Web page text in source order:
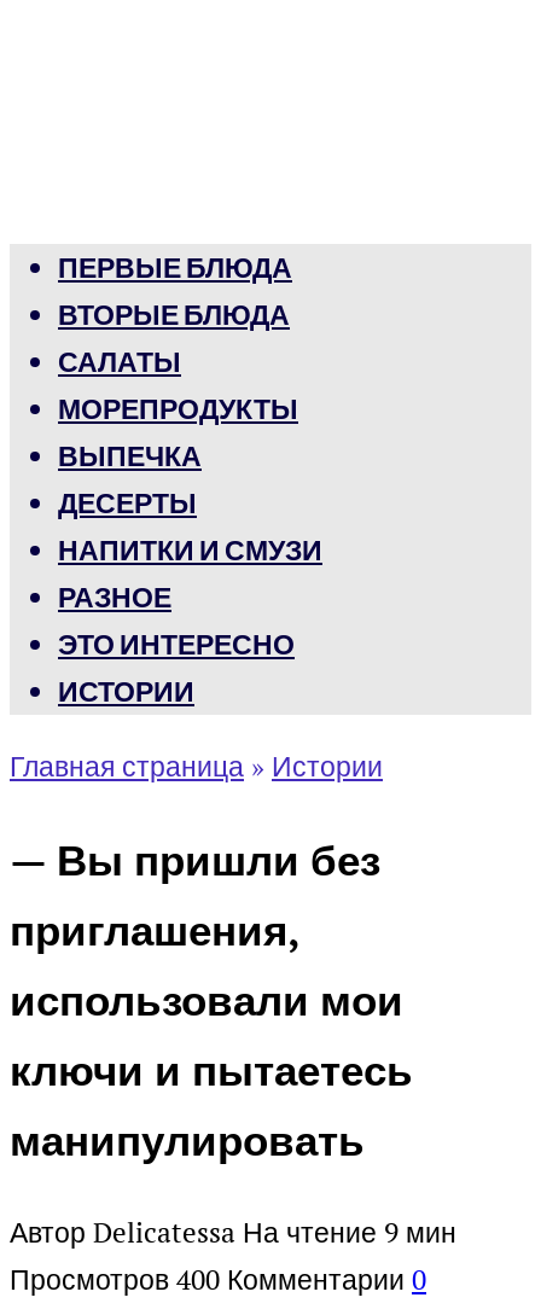
ПЕРВЫЕ БЛЮДА
ВТОРЫЕ БЛЮДА
САЛАТЫ
МОРЕПРОДУКТЫ
ВЫПЕЧКА
ДЕСЕРТЫ
НАПИТКИ И СМУЗИ
РАЗНОЕ
ЭТО ИНТЕРЕСНО
ИСТОРИИ
Главная страница » Истории
— Вы пришли без
приглашения,
использовали мои
ключи и пытаетесь
манипулировать
Автор Delicatessa На чтение 9 мин
Просмотров400 Комментарии 0